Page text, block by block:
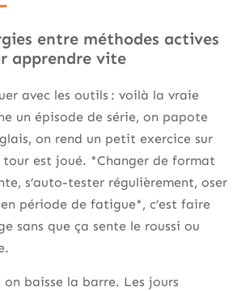
entre méthodes actives
apprendre vite
avec les outils : voilà la vraie
un épisode de série, on papote
on rend un petit exercice sur
est joué. *Changer de format
s’auto-tester régulièrement, oser
période de fatigue*, c’est faire
sans que ça sente le roussi ou
baisse la barre. Les jours